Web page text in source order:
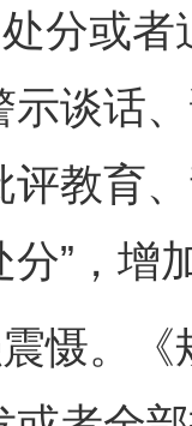
分或
示谈话
评教育
”，增
。《